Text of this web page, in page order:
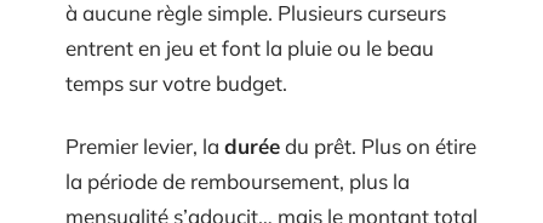
à aucune règle simple. Plusieurs curseurs
entrent en jeu et font la pluie ou le beau
temps sur votre budget.
Premier levier, la duréedu prêt. Plus on étire
la période de remboursement, plus la
mensualité s’adoucit… mais le montant total